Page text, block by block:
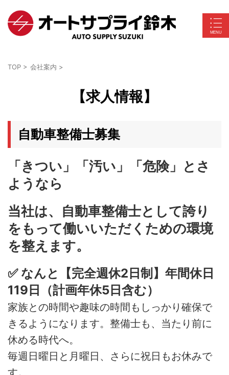
TOP > 会社案内 >
【求人情報】
自動車整備士募集
「きつい」「汚い」「危険」とさ
ようなら
当社は、自動車整備士として誇り
をもって働いいただくための環境
を整えます。
✅ なんと【完全週休2日制】年間休日
119日（計画年休5日含む）
家族との時間や趣味の時間もしっかり確保で
きるようになります。整備士も、当たり前に
休める時代へ。
毎週日曜日と月曜日、さらに祝日もお休みで
す。